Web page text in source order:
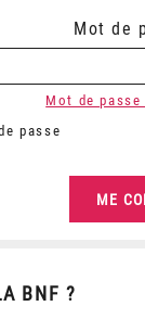
Mot de
passe
Mot de passe
BNF ?